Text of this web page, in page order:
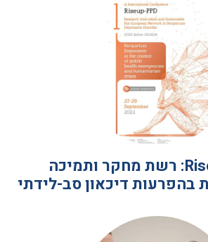
Riseup-PPD: רשת מחקר ותמיכה
בהפרעות דיכאון סב-לידתי